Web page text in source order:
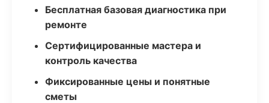
Бесплатная базовая диагностика при
ремонте
Сертифицированные мастера и
контроль качества
Фиксированные цены и понятные
сметы